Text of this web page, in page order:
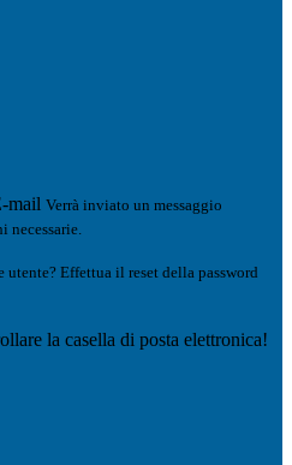
mail Verrà inviato un messaggio
necessarie.
utente? Effettua il reset della password
la casella di posta elettronica!